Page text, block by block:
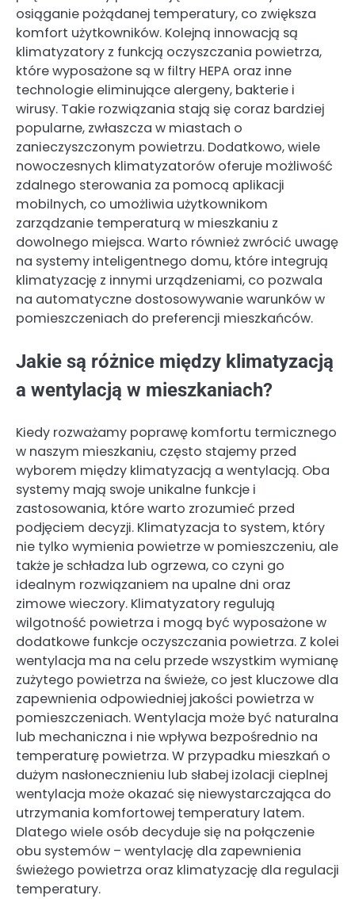
osiąganie pożądanej temperatury, co zwiększa
komfort użytkowników. Kolejną innowacją są
klimatyzatory z funkcją oczyszczania powietrza,
które wyposażone są w filtry HEPA oraz inne
technologie eliminujące alergeny, bakterie i
wirusy. Takie rozwiązania stają się coraz bardziej
popularne, zwłaszcza w miastach o
zanieczyszczonym powietrzu. Dodatkowo, wiele
nowoczesnych klimatyzatorów oferuje możliwość
zdalnego sterowania za pomocą aplikacji
mobilnych, co umożliwia użytkownikom
zarządzanie temperaturą w mieszkaniu z
dowolnego miejsca. Warto również zwrócić uwagę
na systemy inteligentnego domu, które integrują
klimatyzację z innymi urządzeniami, co pozwala
na automatyczne dostosowywanie warunków w
pomieszczeniach do preferencji mieszkańców.
Jakie są różnice między klimatyzacją
a wentylacją w mieszkaniach?
Kiedy rozważamy poprawę komfortu termicznego
w naszym mieszkaniu, często stajemy przed
wyborem między klimatyzacją a wentylacją. Oba
systemy mają swoje unikalne funkcje i
zastosowania, które warto zrozumieć przed
podjęciem decyzji. Klimatyzacja to system, który
nie tylko wymienia powietrze w pomieszczeniu, ale
także je schładza lub ogrzewa, co czyni go
idealnym rozwiązaniem na upalne dni oraz
zimowe wieczory. Klimatyzatory regulują
wilgotność powietrza i mogą być wyposażone w
dodatkowe funkcje oczyszczania powietrza. Z kolei
wentylacja ma na celu przede wszystkim wymianę
zużytego powietrza na świeże, co jest kluczowe dla
zapewnienia odpowiedniej jakości powietrza w
pomieszczeniach. Wentylacja może być naturalna
lub mechaniczna i nie wpływa bezpośrednio na
temperaturę powietrza. W przypadku mieszkań o
dużym nasłonecznieniu lub słabej izolacji cieplnej
wentylacja może okazać się niewystarczająca do
utrzymania komfortowej temperatury latem.
Dlatego wiele osób decyduje się na połączenie
obu systemów – wentylację dla zapewnienia
świeżego powietrza oraz klimatyzację dla regulacji
temperatury.